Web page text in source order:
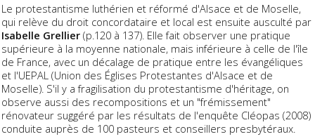
Le protestantisme luthérien et réformé d'Alsace et de Moselle,
qui relève du droit concordataire et local est ensuite ausculté par
Isabelle Grellier (p.120 à 137). Elle fait observer une pratique
supérieure à la moyenne nationale, mais inférieure à celle de l'île
de France, avec un décalage de pratique entre les évangéliques
et l'UEPAL (Union des Églises Protestantes d'Alsace et de
Moselle). S'il y a fragilisation du protestantisme d'héritage, on
observe aussi des recompositions et un "frémissement"
rénovateur suggéré par les résultats de l'enquête Cléopas (2008)
conduite auprès de 100 pasteurs et conseillers presbytéraux.